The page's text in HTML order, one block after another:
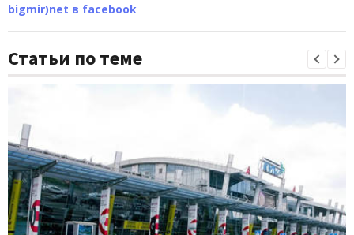
bigmir)net в facebook
Статьи по теме